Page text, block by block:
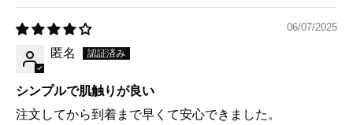
06/07/2025
匿名
シンプルで肌触りが良い
注文してから到着まで早くて安心できました。